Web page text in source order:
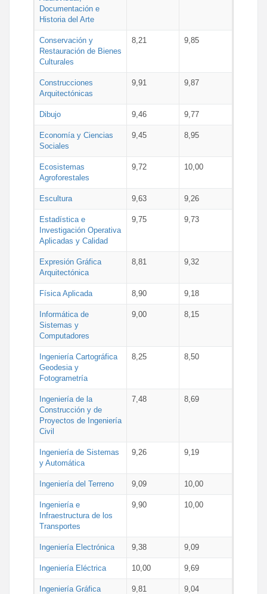
Documentación e
Historia del Arte
Conservación y
Restauración de Bienes
Culturales
8,21 9,85
Construcciones
Arquitectónicas
9,91 9,87
Dibujo 9,46 9,77
Economía y Ciencias
Sociales
9,45 8,95
Ecosistemas
Agroforestales
9,72 10,00
Escultura 9,63 9,26
Estadística e
Investigación Operativa
Aplicadas y Calidad
9,75 9,73
Expresión Gráfica
Arquitectónica
8,81 9,32
Física Aplicada 8,90 9,18
Informática de
Sistemas y
Computadores
9,00 8,15
Ingeniería Cartográfica
Geodesia y
Fotogrametría
8,25 8,50
Ingeniería de la
Construcción y de
Proyectos de Ingeniería
Civil
7,48 8,69
Ingeniería de Sistemas
y Automática
9,26 9,19
Ingeniería del Terreno 9,09 10,00
Ingeniería e
Infraestructura de los
Transportes
9,90 10,00
Ingeniería Electrónica 9,38 9,09
Ingeniería Eléctrica 10,00 9,69
Ingeniería Gráfica 9,81 9,04